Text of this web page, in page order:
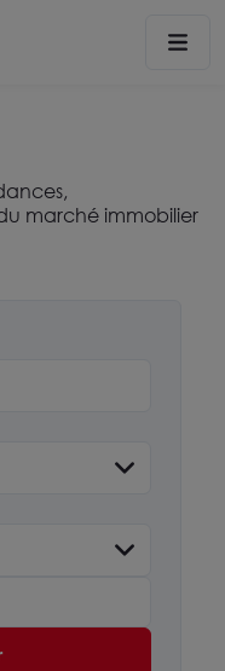
marché immobilier